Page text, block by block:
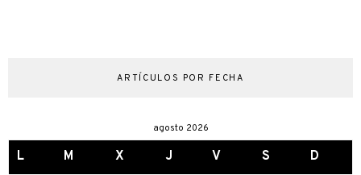
ARTÍCULOS POR FECHA
agosto 2026
L M X J V S D